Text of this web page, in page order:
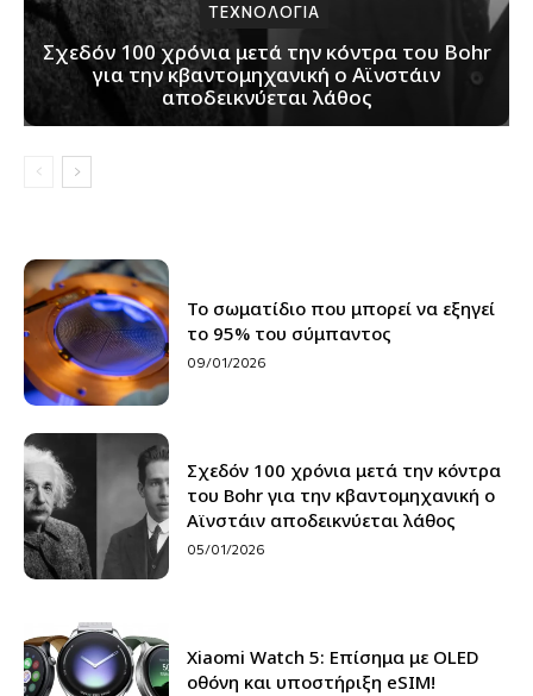
ΤΕΧΝΟΛΟΓΙΑ
Σχεδόν 100 χρόνια μετά την κόντρα του Bohr
για την κβαντομηχανική ο Αϊνστάιν
αποδεικνύεται λάθος
Το σωματίδιο που μπορεί να εξηγεί
το 95% του σύμπαντος
09/01/2026
Σχεδόν 100 χρόνια μετά την κόντρα
του Bohr για την κβαντομηχανική ο
Αϊνστάιν αποδεικνύεται λάθος
05/01/2026
Xiaomi Watch 5: Επίσημα με OLED
οθόνη και υποστήριξη eSIM!